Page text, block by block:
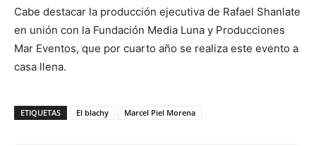
Cabe destacar la producción ejecutiva de Rafael Shanlate
en unión con la Fundación Media Luna y Producciones
Mar Eventos, que por cuarto año se realiza este evento a
casa llena.
ETIQUETAS El blachy Marcel Piel Morena